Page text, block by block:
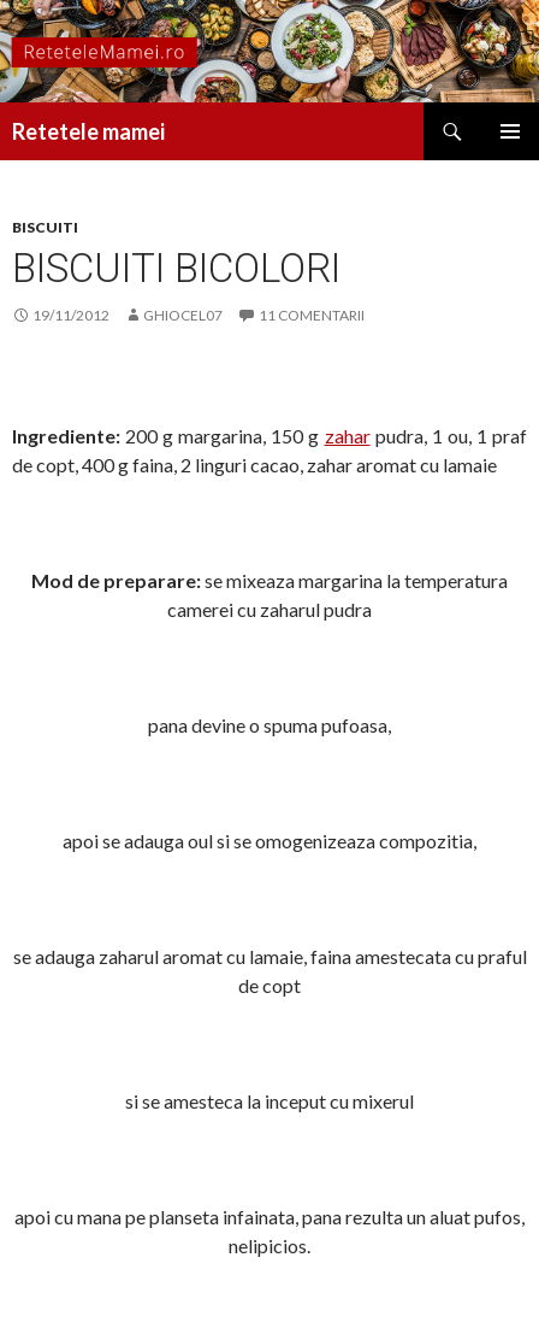
Retetele mamei
BISCUITI
BISCUITI BICOLORI
19/11/2012 GHIOCEL07 11 COMENTARII
Ingrediente: 200 g margarina, 150 g zaharpudra, 1 ou, 1 praf
de copt, 400 g faina, 2 linguri cacao, zahar aromat cu lamaie
Mod de preparare:se mixeaza margarina la temperatura
camerei cu zaharul pudra
pana devine o spuma pufoasa,
apoi se adauga oul si se omogenizeaza compozitia,
se adauga zaharul aromat cu lamaie, faina amestecata cu praful
de copt
si se amesteca la inceput cu mixerul
apoi cu mana pe planseta infainata, pana rezulta un aluat pufos,
nelipicios.